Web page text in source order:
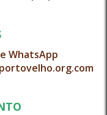
WhatsApp